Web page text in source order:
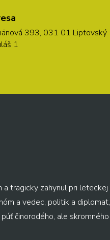
393, 031 01 Liptovský
1
a tragicky zahynul pri leteckej
a vedec, politik a diplomat,
činorodého, ale skromného